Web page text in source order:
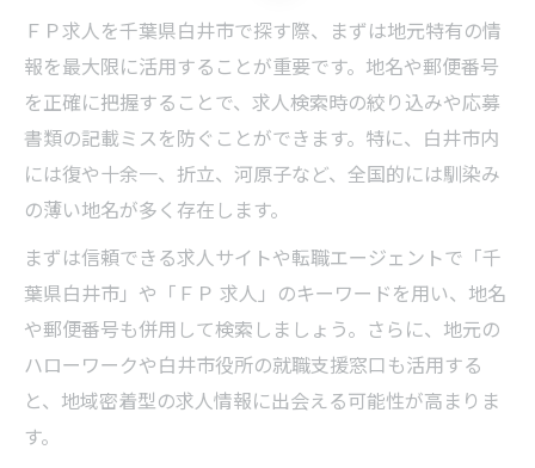
ＦＰ求人を千葉県白井市で探す際、まずは地元特有の情
報を最大限に活用することが重要です。地名や郵便番号
を正確に把握することで、求人検索時の絞り込みや応募
書類の記載ミスを防ぐことができます。特に、白井市内
には復や十余一、折立、河原子など、全国的には馴染み
の薄い地名が多く存在します。
まずは信頼できる求人サイトや転職エージェントで「千
葉県白井市」や「ＦＰ 求人」のキーワードを用い、地名
や郵便番号も併用して検索しましょう。さらに、地元の
ハローワークや白井市役所の就職支援窓口も活用する
と、地域密着型の求人情報に出会える可能性が高まりま
す。